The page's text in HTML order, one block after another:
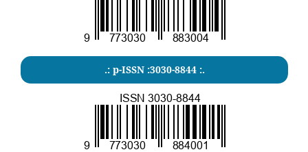
.: p-ISSN :3030-8844 :.